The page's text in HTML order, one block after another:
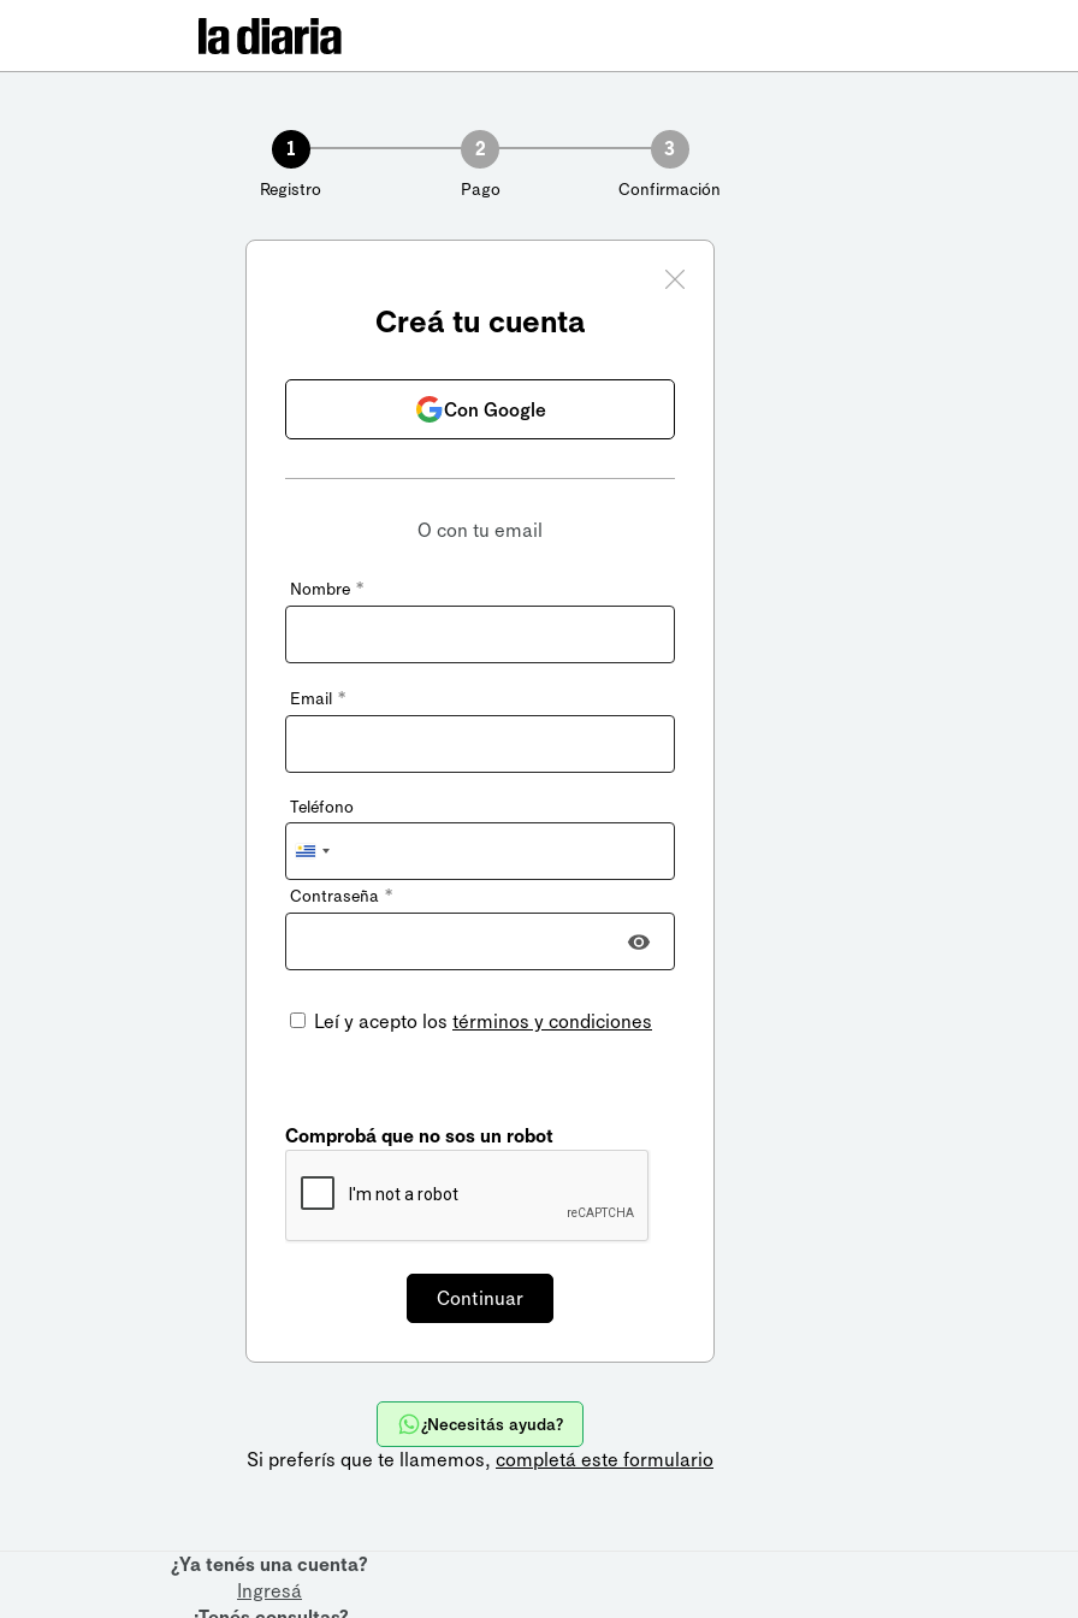
1
Registro
2
Pago
3
Confirmación
Creá tu cuenta
Con Google
O con tu email
Nombre *
Email *
Teléfono
Uruguay
+598
Contraseña *
Leí y acepto los términos y condiciones
Comprobá que no sos un robot
¿Necesitás ayuda?
Si preferís que te llamemos, completá este formulario
¿Ya tenés una cuenta?
Ingresá